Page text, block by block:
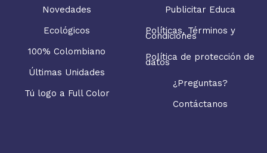
Novedades
Ecológicos
100% Colombiano
Últimas Unidades
Tú logo a Full Color
Publicitar Educa
Políticas, Términos y
Condiciones
Política de protección de
datos
¿Preguntas?
Contáctanos